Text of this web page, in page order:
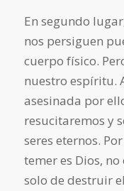
En segundo
nos persiguen
cuerpo físico.
nuestro espíritu.
asesinada por
resucitaremos y
seres eternos.
temer es Dios,
solo de destruir